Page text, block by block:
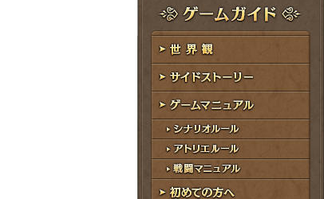
ド
レ
ス
ー
ド
ゲームガイド
世界観
サイドストーリー
ゲームマニュアル
シナリオルール
アトリエルール
戦闘マニュアル